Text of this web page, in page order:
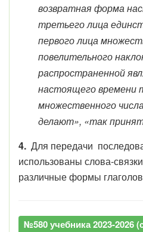
возвратная форма
третьего лица
первого лица
повелительного
распространенной
настоящего времени
множественного
делают», «так
4. Для передачи
использованы слова-
различные формы
№580 учебника 2023-2026